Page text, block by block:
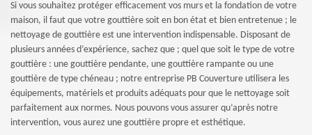
Si vous souhaitez protéger efficacement vos murs et la fondation de votre
maison, il faut que votre gouttière soit en bon état et bien entretenue ; le
nettoyage de gouttière est une intervention indispensable. Disposant de
plusieurs années d’expérience, sachez que ; quel que soit le type de votre
gouttière : une gouttière pendante, une gouttière rampante ou une
gouttière de type chéneau ; notre entreprise PB Couverture utilisera les
équipements, matériels et produits adéquats pour que le nettoyage soit
parfaitement aux normes. Nous pouvons vous assurer qu’après notre
intervention, vous aurez une gouttière propre et esthétique.